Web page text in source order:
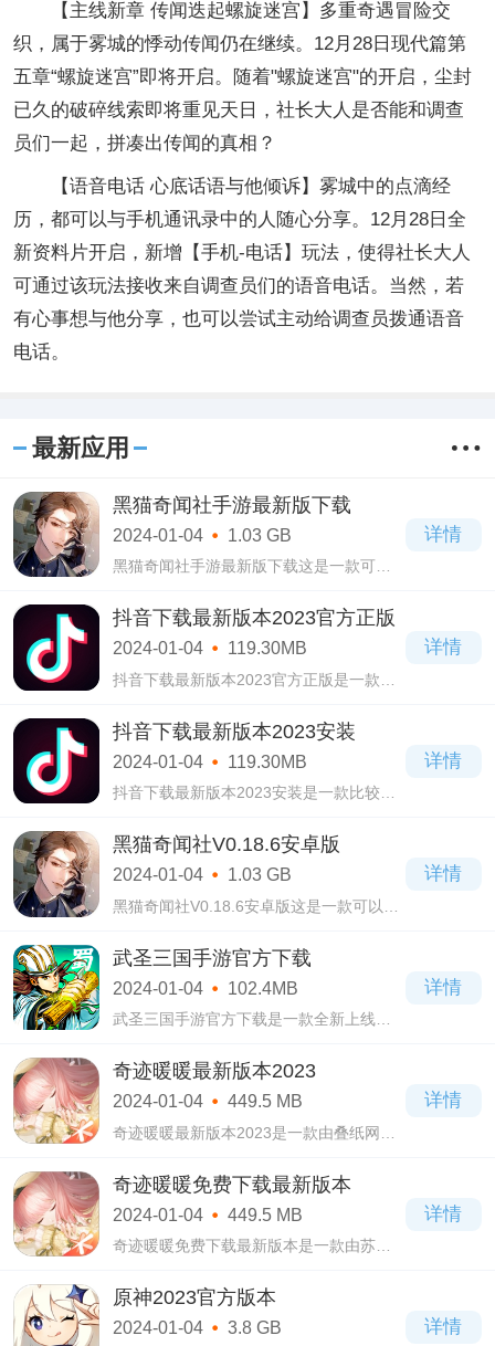
【主线新章 传闻迭起螺旋迷宫】多重奇遇冒险交
织，属于雾城的悸动传闻仍在继续。12月28日现代篇第
五章“螺旋迷宫”即将开启。随着"螺旋迷宫"的开启，尘封
已久的破碎线索即将重见天日，社长大人是否能和调查
员们一起，拼凑出传闻的真相？
【语音电话 心底话语与他倾诉】雾城中的点滴经
历，都可以与手机通讯录中的人随心分享。12月28日全
新资料片开启，新增【手机-电话】玩法，使得社长大人
可通过该玩法接收来自调查员们的语音电话。当然，若
有心事想与他分享，也可以尝试主动给调查员拨通语音
电话。
最新应用
黑猫奇闻社手游最新版下载
2024-01-04 1.03 GB
黑猫奇闻社手游最新版下载这是一款可以
游。黑猫奇闻社手游最新版下载在这款游
戏中，玩家们将会观看到拥有不同解谜专
长的男主
详情
抖音下载最新版本2023官方正版
2024-01-04 119.30MB
抖音下载最新版本2023官方正版是一款超
用户记录生活，各行各业在这里都可以看
到。
详情
抖音下载最新版本2023安装
2024-01-04 119.30MB
抖音下载最新版本2023安装是一款比较常
代，现在人人都拿着手机在无聊的时候刷
着视频，最多人使用的就是这款抖音下载
最新版本20
详情
黑猫奇闻社V0.18.6安卓版
2024-01-04 1.03 GB
黑猫奇闻社V0.18.6安卓版这是一款可以让
奇闻社V0.18.6安卓版在这款游戏中，玩家
们将会观看到写实场景，而且里面的每一
件事物就
详情
武圣三国手游官方下载
2024-01-04 102.4MB
武圣三国手游官方下载是一款全新上线的
材，汇集了三国各种名将，都是玩家们比
较熟悉的角色，而且还可以重温三国历史
故事。
详情
奇迹暖暖最新版本2023
2024-01-04 449.5 MB
奇迹暖暖最新版本2023是一款由叠纸网络
换装类手游，在奇迹暖暖最新版本2023游
戏当中画风非常精致细腻，每一个人物都
有专业的
详情
奇迹暖暖免费下载最新版本
2024-01-04 449.5 MB
奇迹暖暖免费下载最新版本是一款由苏州
家代理的非常受欢迎的换装养成类手游，
在奇迹暖暖免费下载最新版本游戏当中你
将扮演
详情
原神2023官方版本
2024-01-04 3.8 GB 详情